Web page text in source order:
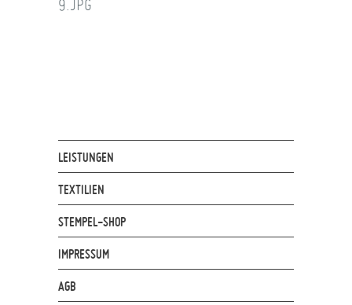
LEISTUNGEN
TEXTILIEN
STEMPEL-SHOP
IMPRESSUM
AGB